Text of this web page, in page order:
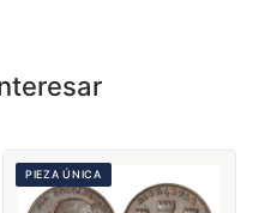
PIEZA ÚNICA